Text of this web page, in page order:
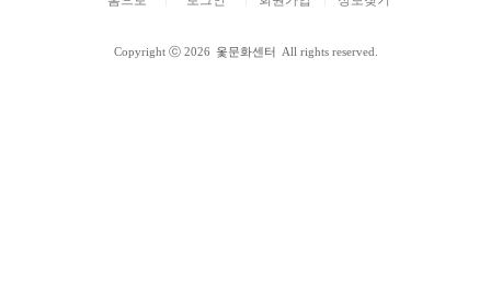
Copyright ⓒ 2026 옻문화센터 All rights reserved.